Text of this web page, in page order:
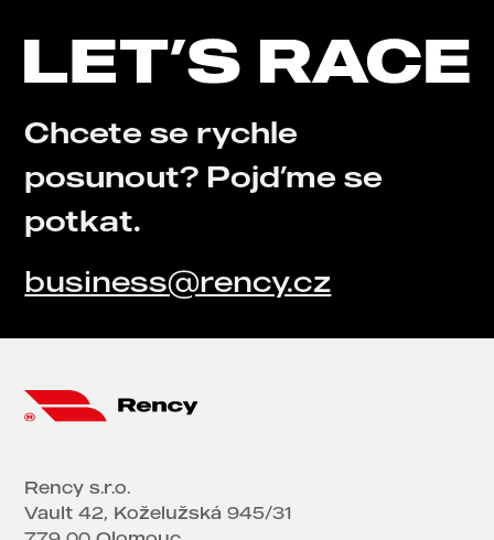
Chcete se rychle
posunout? Pojďme se
potkat.
business@rency.cz
Rency s.r.o.
Vault 42, Koželužská 945/31